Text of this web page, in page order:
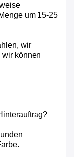
um 15-25
wir
wir können